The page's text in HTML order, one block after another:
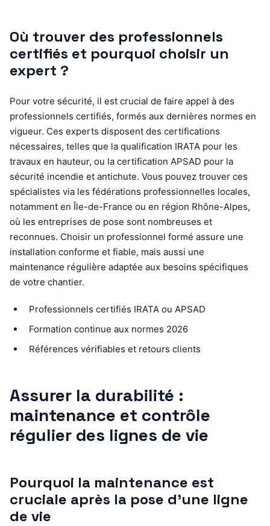
Où trouver des professionnels
certifiés et pourquoi choisir un
expert ?
Pour votre sécurité, il est crucial de faire appel à des
professionnels certifiés, formés aux dernières normes en
vigueur. Ces experts disposent des certifications
nécessaires, telles que la qualification IRATA pour les
travaux en hauteur, ou la certification APSAD pour la
sécurité incendie et antichute. Vous pouvez trouver ces
spécialistes via les fédérations professionnelles locales,
notamment en Île-de-France ou en région Rhône-Alpes,
où les entreprises de pose sont nombreuses et
reconnues. Choisir un professionnel formé assure une
installation conforme et fiable, mais aussi une
maintenance régulière adaptée aux besoins spécifiques
de votre chantier.
Professionnels certifiés IRATA ou APSAD
Formation continue aux normes 2026
Références vérifiables et retours clients
Assurer la durabilité :
maintenance et contrôle
régulier des lignes de vie
Pourquoi la maintenance est
cruciale après la pose d’une ligne
de vie